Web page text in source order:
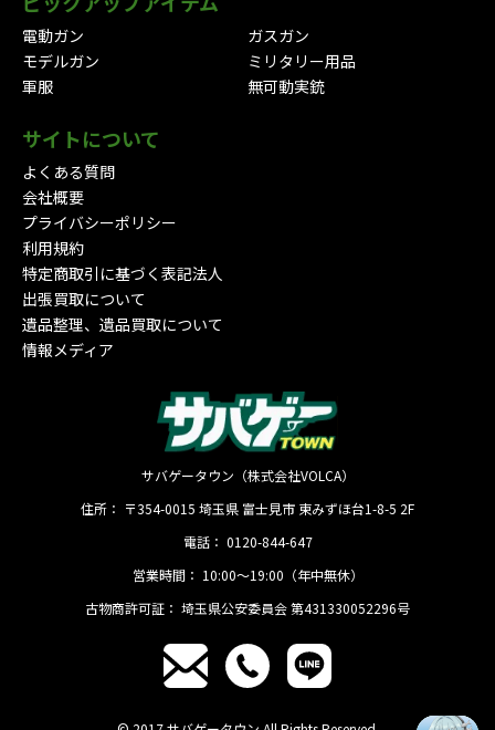
電動ガン
ガスガン
モデルガン
ミリタリー用品
軍服
無可動実銃
サイトについて
よくある質問
会社概要
プライバシーポリシー
利用規約
特定商取引に基づく表記法人
出張買取について
遺品整理、遺品買取について
情報メディア
サバゲータウン（株式会社VOLCA）
住所： 〒354-0015 埼玉県 富士見市 東みずほ台1-8-5 2F
電話： 0120-844-647
営業時間： 10:00〜19:00（年中無休）
古物商許可証： 埼玉県公安委員会 第431330052296号